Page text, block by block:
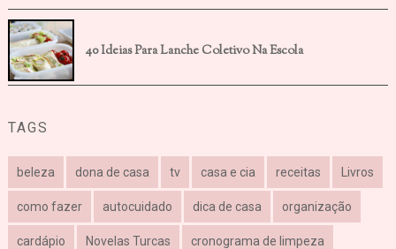
40 Ideias Para Lanche Coletivo Na Escola
TAGS
beleza dona de casa tv casa e cia receitas Livros
como fazer autocuidado dica de casa organização
cardápio Novelas Turcas cronograma de limpeza